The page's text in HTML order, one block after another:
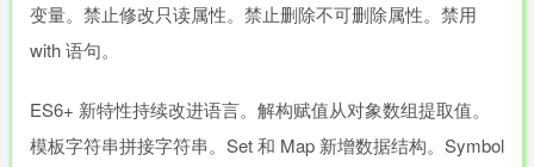
变量。禁止修改只读属性。禁止删除不可删除属性。禁用
with 语句。
ES6+ 新特性持续改进语言。解构赋值从对象数组提取值。
模板字符串拼接字符串。Set 和 Map 新增数据结构。Symbol